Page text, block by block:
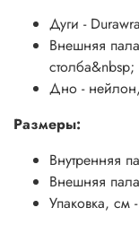
Дуги -
Внешняя
столба&nbsp;
Дно -
Размеры:
Внутренняя
Внешняя
Упаковка, см